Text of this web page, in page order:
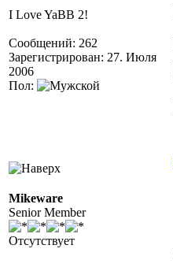
I Love YaBB 2!
Сообщений: 262
Зарегистрирован: 27. Июля
2006
Пол:
Mikeware
Senior Member
Отсутствует